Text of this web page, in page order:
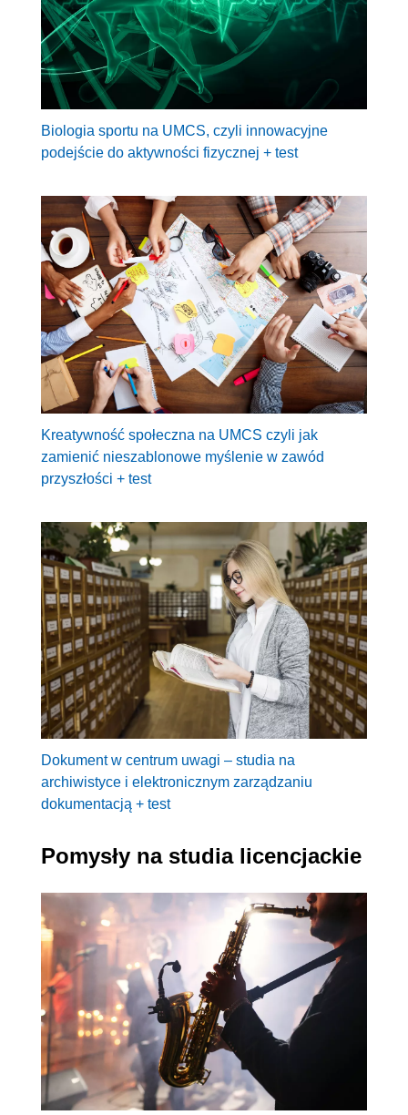
Biologia sportu na UMCS, czyli innowacyjne
podejście do aktywności fizycznej + test
Kreatywność społeczna na UMCS czyli jak
zamienić nieszablonowe myślenie w zawód
przyszłości + test
Dokument w centrum uwagi – studia na
archiwistyce i elektronicznym zarządzaniu
dokumentacją + test
Pomysły na studia licencjackie